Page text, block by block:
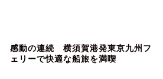
感動の連続 横須賀港発東京九州フ
ェリーで快適な船旅を満喫